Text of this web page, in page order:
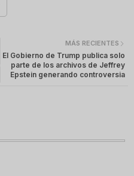
MÁS RECIENTES
El Gobierno de Trump publica solo
parte de los archivos de Jeffrey
Epstein generando controversia